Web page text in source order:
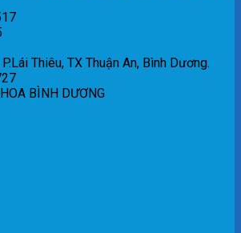
Thiêu, TX Thuận An, Bình Dương.
BÌNH DƯƠNG